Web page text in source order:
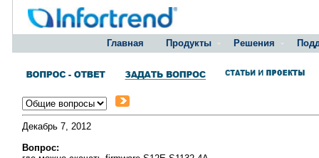
Главная Продукты Решения
Декабрь 7, 2012
Вопрос: